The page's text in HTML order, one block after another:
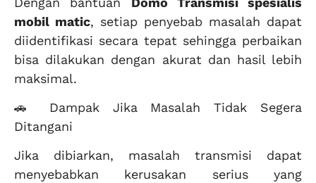
mobil matic, setiap penyebab masalah dapat
diidentifikasi secara tepat sehingga perbaikan
bisa dilakukan dengan akurat dan hasil lebih
maksimal.
🚗 Dampak Jika Masalah Tidak Segera
Ditangani
Jika dibiarkan, masalah transmisi dapat
menyebabkan kerusakan serius yang